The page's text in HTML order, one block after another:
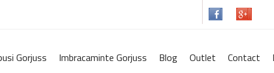
Gorjuss Imbracaminte Gorjuss Blog Outlet Contact